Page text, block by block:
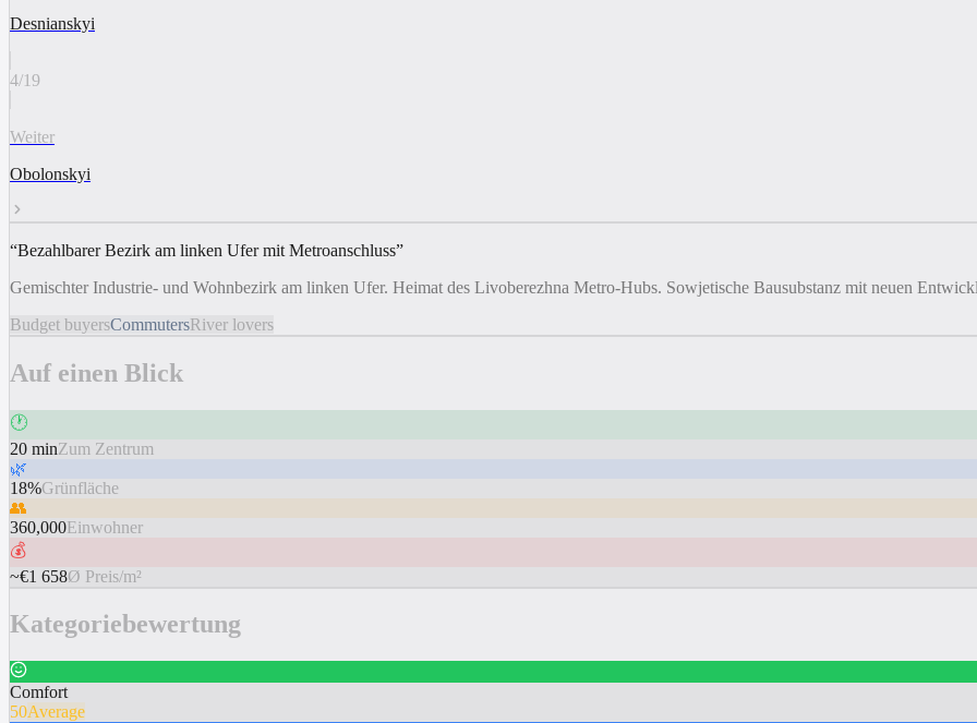
Desnianskyi
4/19
Weiter
Obolonskyi
“Bezahlbarer Bezirk am linken Ufer mit Metroanschluss”
Gemischter Industrie- und Wohnbezirk am linken Ufer. Heimat des Livoberezhna Metro-Hubs. Sowjetische Bausubstanz mit neuen
Budget buyersCommutersRiver lovers
Auf einen Blick
🕐
20 minZum Zentrum
🌿
18%Grünfläche
👥
360,000Einwohner
💰
~€1 658Ø Preis/m²
Kategoriebewertung
Comfort
50Average